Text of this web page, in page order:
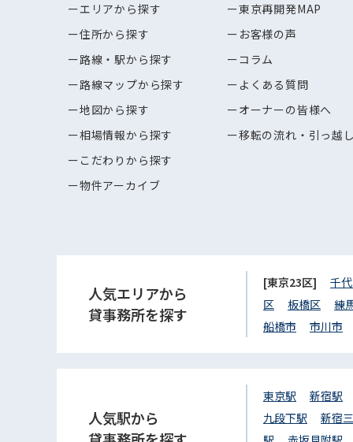
エリアから探す
住所から探す
路線・駅から探す
路線マップから探す
地図から探す
相場情報から探す
こだわりから探す
物件アーカイブ
東京再開発MAP
お客様の声
コラム
よくある質問
オーナーの皆様へ
移転の流れ・引っ越
人気エリアから
貸事務所を探す
[東京23区] 千
区
板橋区
練
船橋市
市川市
人気駅から
東京駅
新宿駅
九段下駅
新宿